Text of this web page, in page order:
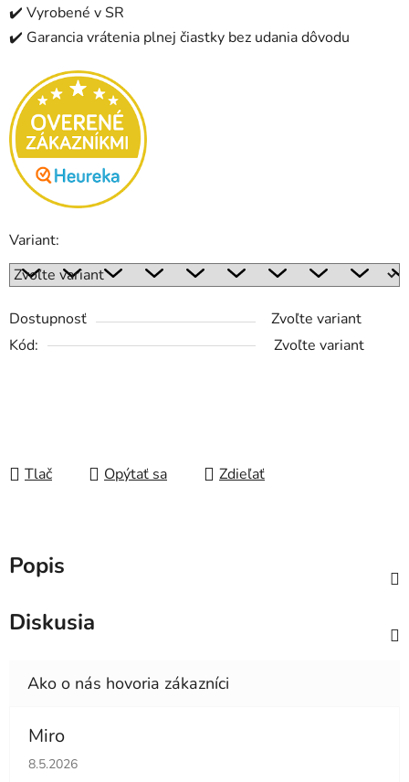
✔️ Vyrobené v SR
✔️ Garancia vrátenia plnej čiastky bez udania dôvodu
Variant:
Dostupnosť
Zvoľte variant
Kód:
Zvoľte variant
Tlač Opýtať sa Zdieľať
Popis
Diskusia
Miro
Hodnotenie obchodu je 4 z 5 hviezdičiek.
8.5.2026